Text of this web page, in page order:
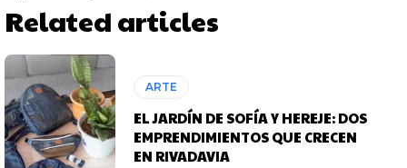
Related articles
ARTE
EL JARDÍN DE SOFÍA Y HEREJE: DOS
EMPRENDIMIENTOS QUE CRECEN
EN RIVADAVIA